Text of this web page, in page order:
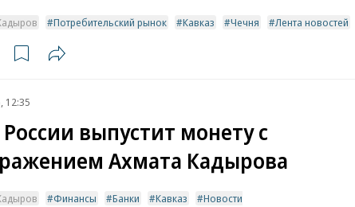
Потребительский рынок Кавказ Чечня Лента новостей
12:35
выпустит монету с
Ахмата Кадырова
Финансы Банки Кавказ
Новости